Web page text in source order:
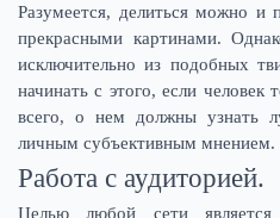
Разумеется, делиться можно
прекрасными картинами.
исключительно из подобных
начинать с этого, если человек
всего, о нем должны узнать
личным субъективным мнением.
Работа с аудиторией.
Целью любой сети